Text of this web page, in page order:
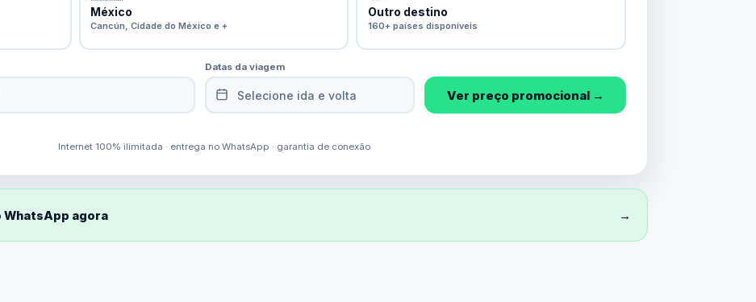
México
Cancún, Cidade do México e +
Outro destino
160+ países disponíveis
Datas da viagem
Selecione ida e volta Ver preço promocional →
Internet 100% ilimitada · entrega no WhatsApp · garantia de conexão
WhatsApp agora →